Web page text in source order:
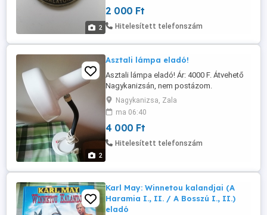
2
2 000 Ft
Hitelesített telefonszám
2
Asztali lámpa eladó!
Asztali lámpa eladó! Ár: 4000 F. Átvehető
Nagykanizsán, nem postázom.
Nagykanizsa, Zala
ma 06:40
4 000 Ft
Hitelesített telefonszám
Karl May: Winnetou kalandjai (A
Haramia I., II. / A Bosszú I., II.)
eladó